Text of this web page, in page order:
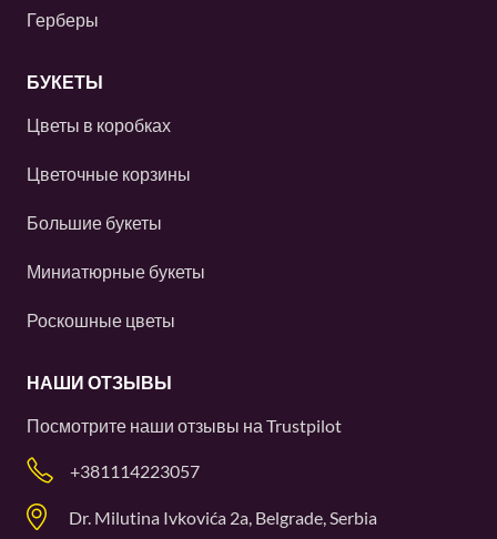
Герберы
БУКЕТЫ
Цветы в коробках
Цветочные корзины
Большие букеты
Миниатюрные букеты
Роскошные цветы
НАШИ ОТЗЫВЫ
Посмотрите наши отзывы на Trustpilot
+381114223057
Dr. Milutina Ivkovića 2a, Belgrade, Serbia